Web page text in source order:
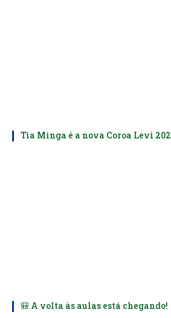
Tia Minga é a nova Coroa Levi
🎒 A volta às aulas está chegando!